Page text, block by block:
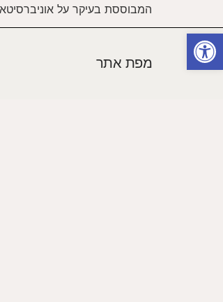
פתח סרגל נגישות
המבוססת בעיקר על
מפת אתר